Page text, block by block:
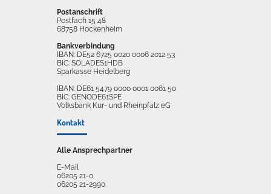
Postanschrift
Postfach 15 48
68758 Hockenheim
Bankverbindung
IBAN: DE52 6725 0020 0006 2012 53
BIC: SOLADES1HDB
Sparkasse Heidelberg
IBAN: DE61 5479 0000 0001 0061 50
BIC: GENODE61SPE
Volksbank Kur- und Rheinpfalz eG
Kontakt
Alle Ansprechpartner
E-Mail
06205 21-0
06205 21-2990